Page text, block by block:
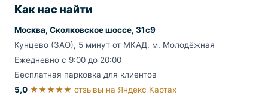
Как нас найти
Москва, Сколковское шоссе, 31с9
Кунцево (ЗАО), 5 минут от МКАД, м. Молодёжная
Ежедневно с 9:00 до 20:00
Бесплатная парковка для клиентов
5,0 ★★★★★ отзывы на Яндекс Картах